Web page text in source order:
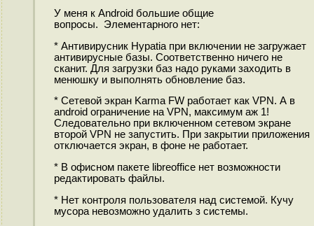
У меня к Android большие общие
вопросы. Элементарного нет:
* Антивирусник Hypatia при включении не загружает
антивирусные базы. Соответственно ничего не
сканит. Для загрузки баз надо руками заходить в
менюшку и выполнять обновление баз.
* Сетевой экран Karma FW работает как VPN. А в
android ограничение на VPN, максимум аж 1!
Следовательно при включенном сетевом экране
второй VPN не запустить. При закрытии приложения
отключается экран, в фоне не работает.
* В офисном пакете libreoffice нет возможности
редактировать файлы.
* Нет контроля пользователя над системой. Кучу
мусора невозможно удалить з системы.